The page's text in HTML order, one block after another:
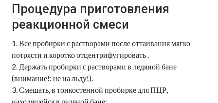
Процедура приготовления
реакционной смеси
1. Все пробирки с растворами после оттаивания мягко
потрясти и коротко отцентрифугировать .
2. Держать пробирки с растворами в ледяной бане
(внимание!: не на льду!).
3. Смешать, в тонкостенной пробирке для ПЦР,